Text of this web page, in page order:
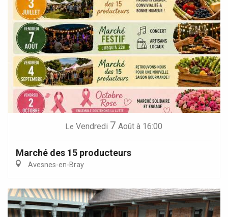
Le Vendredi 7 Août à 16:00
Marché des 15 producteurs
Avesnes-en-Bray